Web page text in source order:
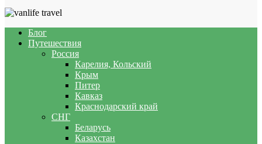
Блог
Путешествия
Россия
Карелия, Кольский
Крым
Питер
Кавказ
Краснодарский край
СНГ
Беларусь
Казахстан